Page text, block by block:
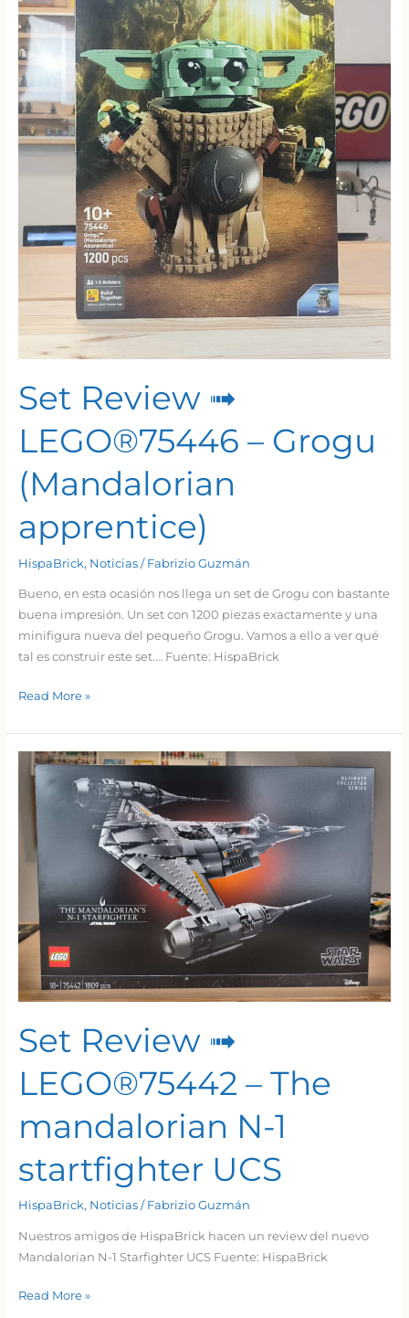
Set Review ➟
LEGO®75446 – Grogu
(Mandalorian
apprentice)
HispaBrick, Noticias/ Fabrizio Guzmán
Bueno, en esta ocasión nos llega un set de Grogu con bastante
buena impresión. Un set con 1200 piezas exactamente y una
minifigura nueva del pequeño Grogu. Vamos a ello a ver qué
tal es construir este set.… Fuente: HispaBrick
Set
➟
LEGO®75446
Grogu
apprentice)
Read More »
Set Review ➟
LEGO®75442 – The
mandalorian N-1
startfighter UCS
HispaBrick, Noticias/ Fabrizio Guzmán
Nuestros amigos de HispaBrick hacen un review del nuevo
Mandalorian N-1 Starfighter UCS Fuente: HispaBrick
Set
Read More »